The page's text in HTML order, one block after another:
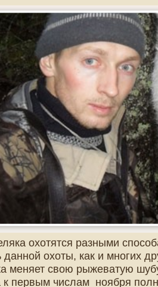
, оружие,видео охота винтовка,
енот ,барсук, лиса, косуля
09:51 / 26.10.2016